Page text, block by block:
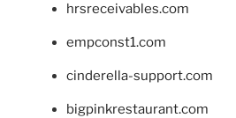
hrsreceivables.com
empconst1.com
cinderella-support.com
bigpinkrestaurant.com